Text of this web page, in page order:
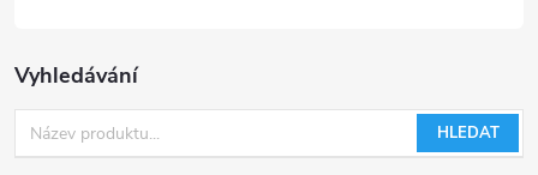
Vyhledávání
HLEDAT